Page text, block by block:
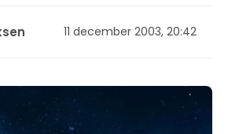
11 december 2003, 20:42